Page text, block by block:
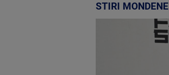
STIRI MONDENE